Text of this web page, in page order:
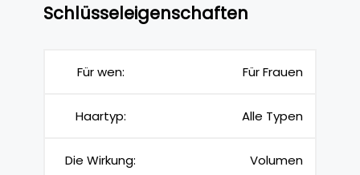
Schlüsseleigenschaften
Für wen: Für Frauen
Haartyp: Alle Typen
Die Wirkung: Volumen